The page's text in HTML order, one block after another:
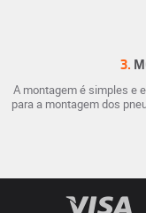
3.
A montagem é simples e
para a montagem dos